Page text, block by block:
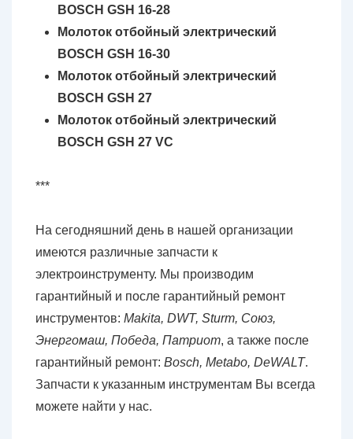
BOSCH GSH 16-28
Молоток отбойный электрический
BOSCH GSH 16-30
Молоток отбойный электрический
BOSCH GSH 27
Молоток отбойный электрический
BOSCH GSH 27 VC
***
На сегодняшний день в нашей организации
имеются различные запчасти к
электроинструменту. Мы производим
гарантийный и после гарантийный ремонт
инструментов: Makita, DWT, Sturm, Союз,
Энергомаш, Победа, Патриот, а также после
гарантийный ремонт: Bosch, Metabo, DeWALT.
Запчасти к указанным инструментам Вы всегда
можете найти у нас.